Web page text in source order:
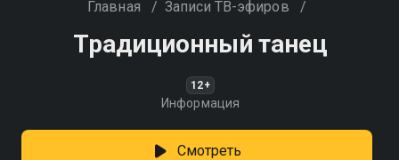
Главная / Записи ТВ-эфиров /
Традиционный танец
12+
Информация
Смотреть